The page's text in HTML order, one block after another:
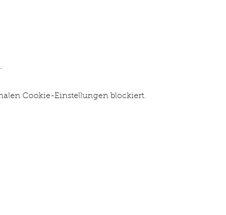
Cookie-Einstellungen blockiert.